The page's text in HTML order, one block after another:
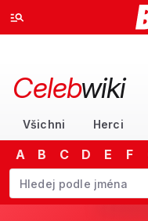
Celebwiki
Všichni Herci
A B C D E F
Začněte psát jméno.